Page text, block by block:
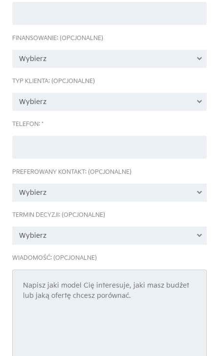
FINANSOWANIE: (OPCJONALNE)
Wybierz
TYP KLIENTA: (OPCJONALNE)
Wybierz
TELEFON: *
PREFEROWANY KONTAKT: (OPCJONALNE)
Wybierz
TERMIN DECYZJI: (OPCJONALNE)
Wybierz
WIADOMOŚĆ: (OPCJONALNE)